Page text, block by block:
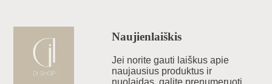
Naujienlaiškis
Jei norite gauti laiškus apie
naujausius produktus ir
nuolaidas, galite prenumeruoti